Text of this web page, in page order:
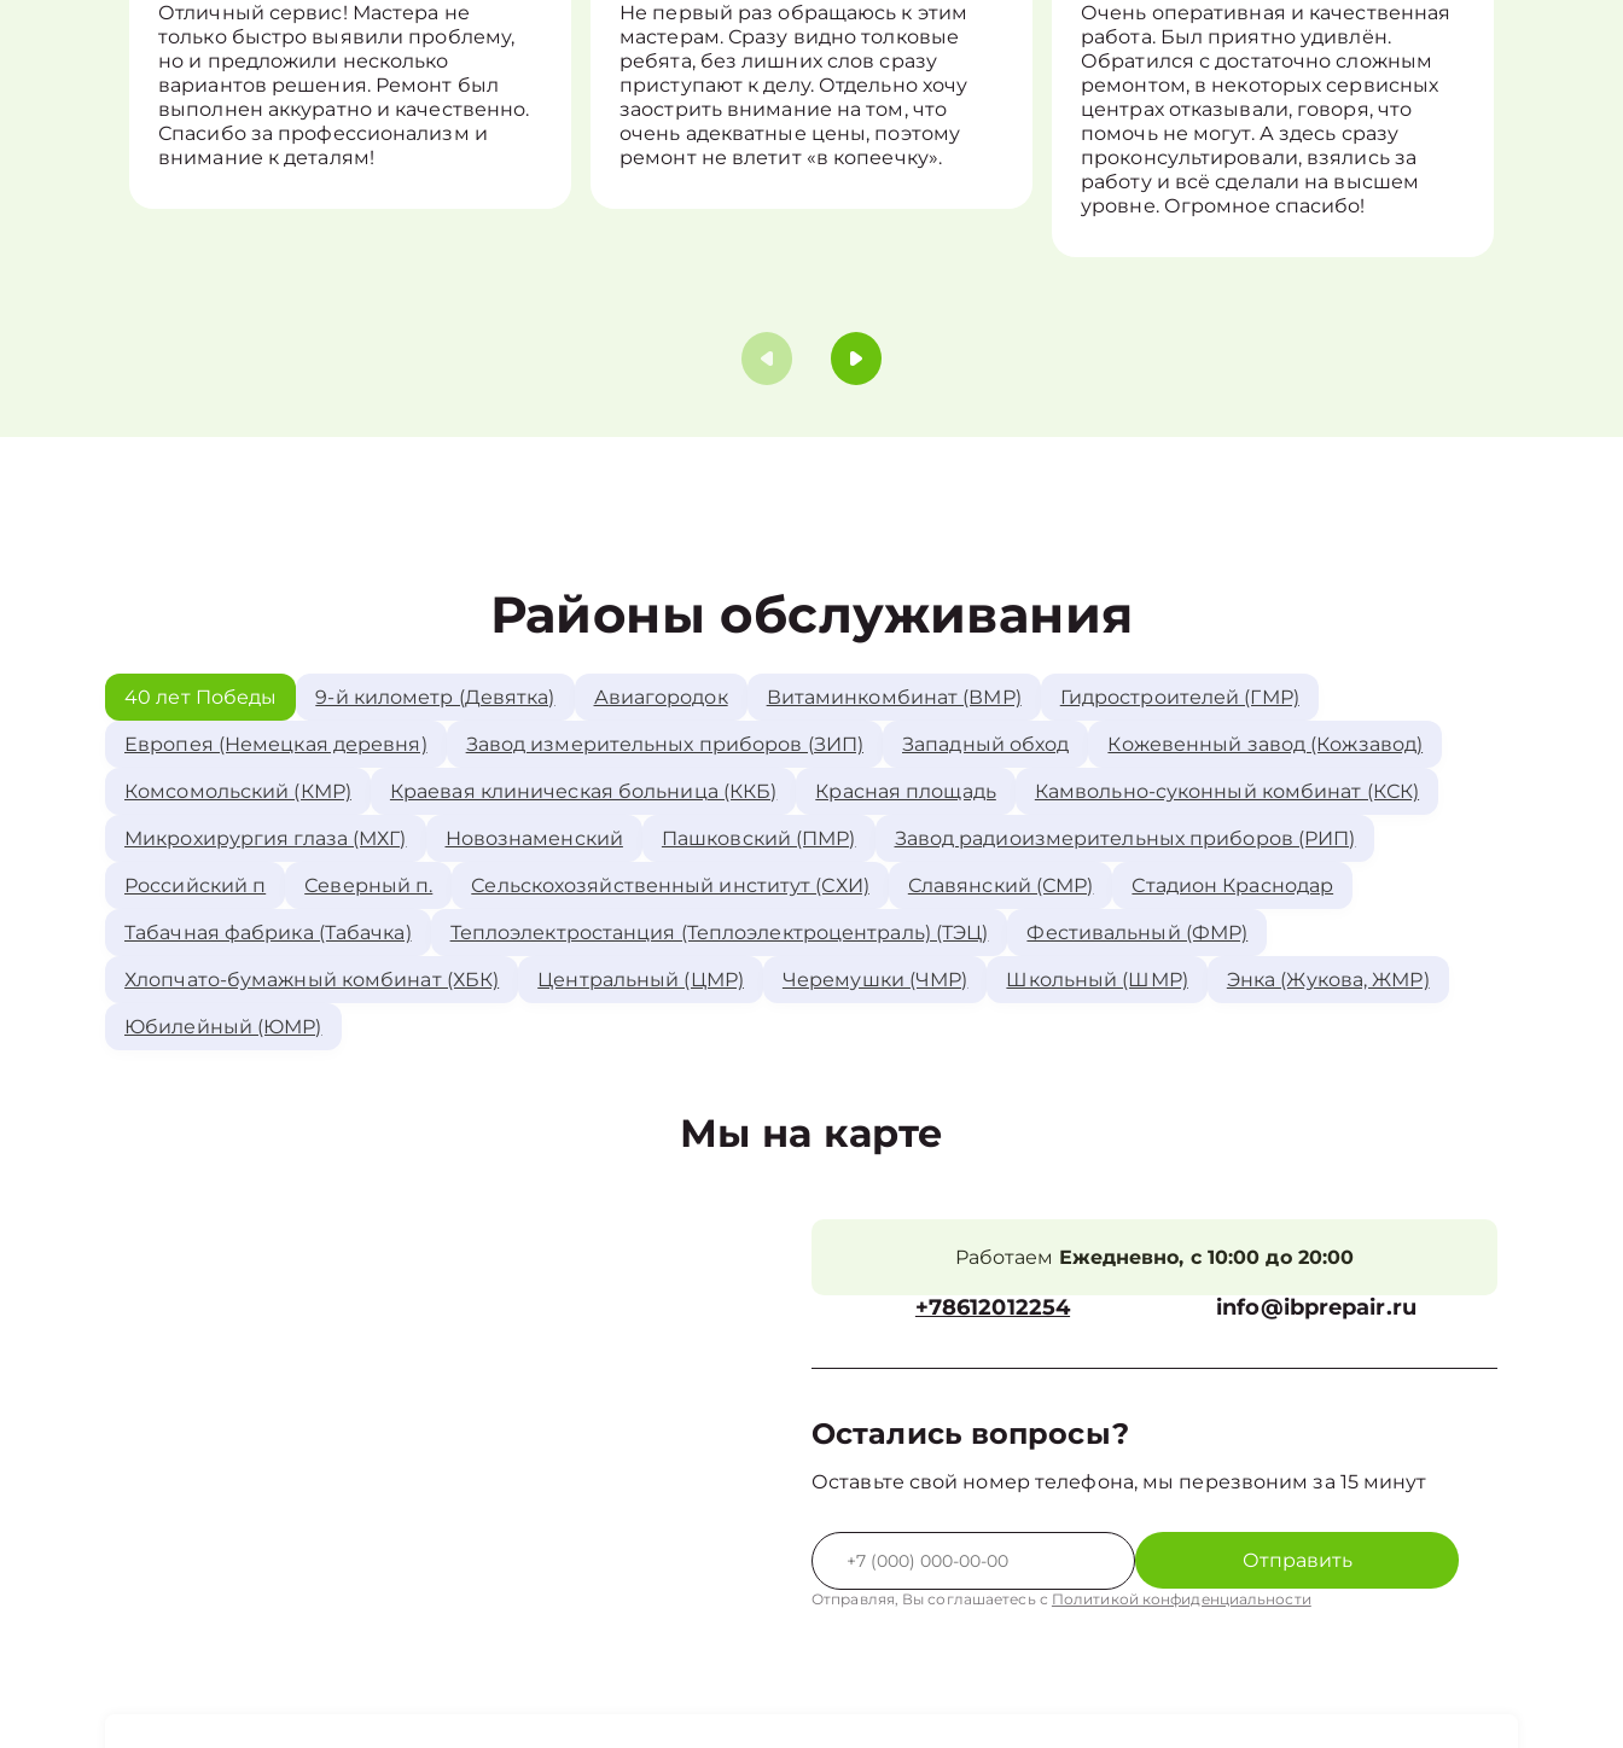
Отличный сервис! Мастера не
только быстро выявили проблему,
но и предложили несколько
вариантов решения. Ремонт был
выполнен аккуратно и качественно.
Спасибо за профессионализм и
внимание к деталям!
Не первый раз обращаюсь к этим
мастерам. Сразу видно толковые
ребята, без лишних слов сразу
приступают к делу. Отдельно хочу
заострить внимание на том, что
очень адекватные цены, поэтому
ремонт не влетит «в копеечку».
Очень оперативная и качественная
работа. Был приятно удивлён.
Обратился с достаточно сложным
ремонтом, в некоторых сервисных
центрах отказывали, говоря, что
помочь не могут. А здесь сразу
проконсультировали, взялись за
работу и всё сделали на высшем
уровне. Огромное спасибо!
Районы обслуживания
40 лет Победы 9-й километр (Девятка) Авиагородок Витаминкомбинат (ВМР) Гидростроителей (ГМР)
Европея (Немецкая деревня) Завод измерительных приборов (ЗИП) Западный обход Кожевенный завод (Кожзавод)
Комсомольский (КМР) Краевая клиническая больница (ККБ) Красная площадь Камвольно-суконный комбинат (КСК)
Микрохирургия глаза (МХГ) Новознаменский Пашковский (ПМР) Завод радиоизмерительных приборов (РИП)
Российский п Северный п. Сельскохозяйственный институт (СХИ) Славянский (СМР) Стадион Краснодар
Табачная фабрика (Табачка) Теплоэлектростанция (Теплоэлектроцентраль) (ТЭЦ) Фестивальный (ФМР)
Хлопчато-бумажный комбинат (ХБК) Центральный (ЦМР) Черемушки (ЧМР) Школьный (ШМР) Энка (Жукова, ЖМР)
Юбилейный (ЮМР)
Мы на карте
Работаем Ежедневно, с 10:00 до 20:00
+78612012254 info@ibprepair.ru
Остались вопросы?
Оставьте свой номер телефона, мы перезвоним за 15 минут
Отправить
Отправляя, Вы соглашаетесь с Политикой конфиденциальности